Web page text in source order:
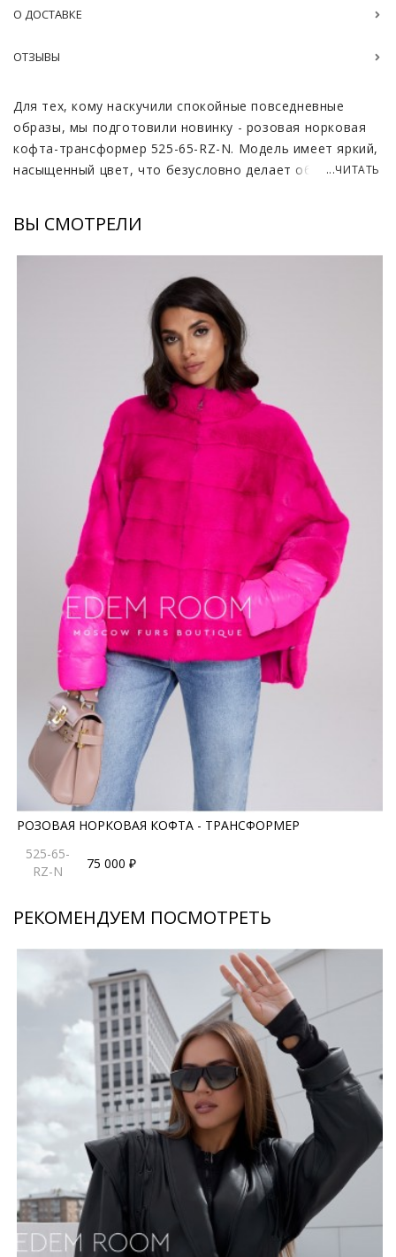
О ДОСТАВКЕ
ОТЗЫВЫ
Для тех, кому наскучили спокойные повседневные
образы, мы подготовили новинку - розовая норковая
кофта-трансформер 525-65-RZ-N. Модель имеет яркий,
насыщенный цвет, что безусловно делает образ
выступает в роли украшения строгого официального
стиля одежды.
Натуральный мех норки обладает множеством
замечательных характеристик. Прежде всего, он
славится высокой плотностью и густотой, что делает
его очень тëплым. Мягкость и бархатистость меха
доставляет максимум приятных ощущений при
прикосновении к телу. Материал очень ноский и
прочный, он устойчив к разрывам и другим
механическим повреждениям, поэтому кофта-
трансформер будет радовать Вас, как прежде, даже
спустя несколько сезонов. Изюминка модели -
удобные, съёмные рукава, утеплённые гусиным пухом.
*описание несет информационный характер, состав и
правила ухода могут быть изменены производителем
...ЧИТАТЬ
ВЫ СМОТРЕЛИ
РОЗОВАЯ НОРКОВАЯ КОФТА - ТРАНСФОРМЕР
525-65-
RZ-N
75 000 ₽
РЕКОМЕНДУЕМ ПОСМОТРЕТЬ